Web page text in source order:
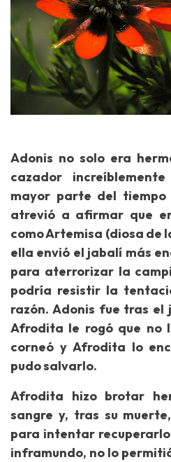
Adonis no solo era
cazador
mayor parte del tiempo
atrevió a afirmar que
como Artemisa (diosa de
ella envió el jabalí más
para aterrorizar la
podría resistir la
razón. Adonis fue tras el
Afrodita le rogó que no
corneó y Afrodita lo
pudo salvarlo.
Afrodita hizo brotar
sangre y, tras su
para intentar
inframundo, no lo